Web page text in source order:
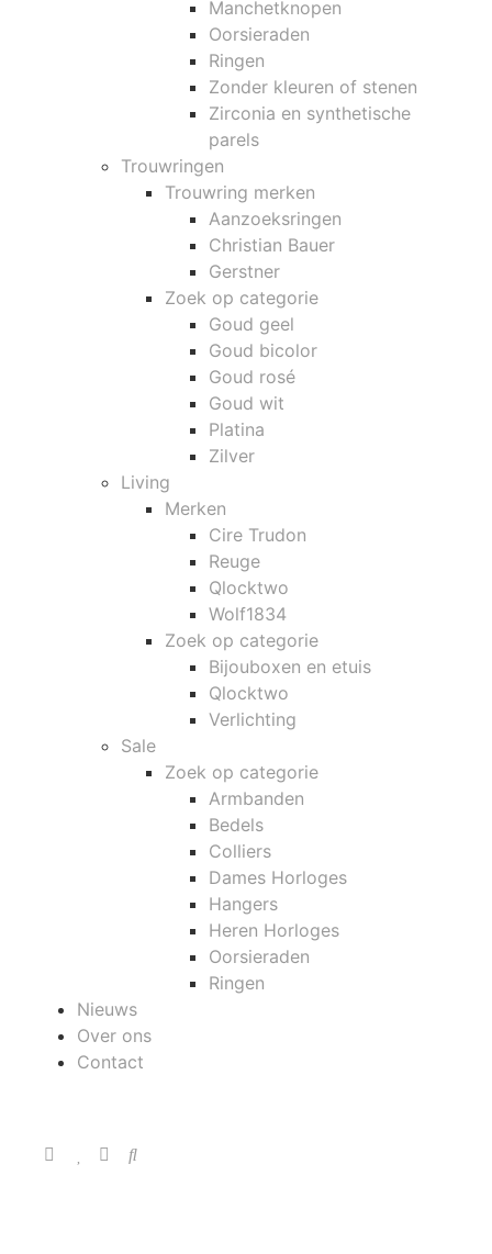
Manchetknopen
Oorsieraden
Ringen
Zonder kleuren of stenen
Zirconia en synthetische
parels
Trouwringen
Trouwring merken
Aanzoeksringen
Christian Bauer
Gerstner
Zoek op categorie
Goud geel
Goud bicolor
Goud rosé
Goud wit
Platina
Zilver
Living
Merken
Cire Trudon
Reuge
Qlocktwo
Wolf1834
Zoek op categorie
Bijouboxen en etuis
Qlocktwo
Verlichting
Sale
Zoek op categorie
Armbanden
Bedels
Colliers
Dames Horloges
Hangers
Heren Horloges
Oorsieraden
Ringen
Nieuws
Over ons
Contact